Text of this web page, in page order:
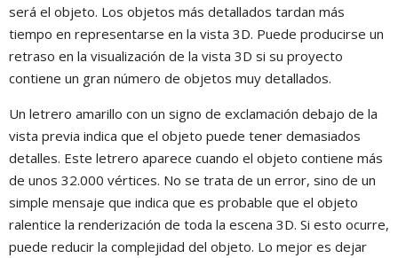
será el objeto. Los objetos más detallados tardan más
tiempo en representarse en la vista 3D. Puede producirse un
retraso en la visualización de la vista 3D si su proyecto
contiene un gran número de objetos muy detallados.
Un letrero amarillo con un signo de exclamación debajo de la
vista previa indica que el objeto puede tener demasiados
detalles. Este letrero aparece cuando el objeto contiene más
de unos 32.000 vértices. No se trata de un error, sino de un
simple mensaje que indica que es probable que el objeto
ralentice la renderización de toda la escena 3D. Si esto ocurre,
puede reducir la complejidad del objeto. Lo mejor es dejar